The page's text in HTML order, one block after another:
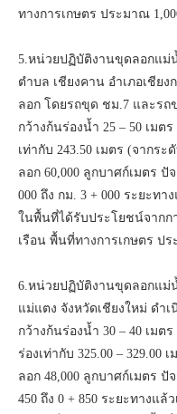
ทางการเกษตร ประมาณ
5.หน่วยปฏิบัติงานขุดลอกแม่
ตำบล เชียงคาน อำเภอเชีย
ลอก โดยรถขุด ชม.7 และรถ
กว้างก้นร่องน้ำ 25 – 50 เมต
เท่ากับ 243.50 เมตร (จาก
ลอก 60,000 ลูกบาศก์เมตร
000 ถึง กม. 3 + 000 ระยะท
ในพื้นที่ได้รับประโยชน์จากก
เรือน พื้นที่ทางการเกษตร ปร
6.หน่วยปฏิบัติงานขุดลอกแม่
แม่แตง จังหวัดเชียงใหม่ ดำ
กว้างก้นร่องน้ำ 30 – 40 เมต
ร่องเท่ากับ 325.00 – 329.00
ลอก 48,000 ลูกบาศก์เมตร
450 ถึง 0 + 850 ระยะทางแล้